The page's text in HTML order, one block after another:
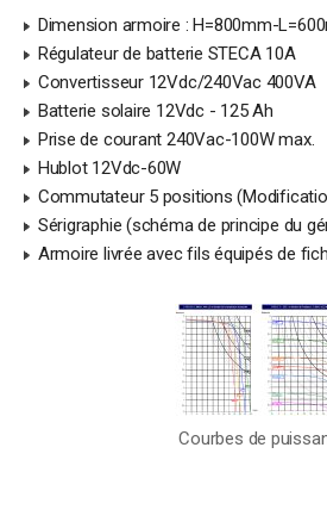
Dimension armoire : H=800mm-
Régulateur de batterie STECA 10A
Convertisseur 12Vdc/240Vac 400VA
Batterie solaire 12Vdc - 125 Ah
Prise de courant 240Vac-100W max.
Hublot 12Vdc-60W
Commutateur 5 positions
Sérigraphie (schéma de principe du
Armoire livrée avec fils équipés de
Courbes de